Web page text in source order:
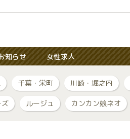
知らせ 女性求人
千葉・栄町 川崎・堀之内
ズ ルージュ カンカン娘ネオ